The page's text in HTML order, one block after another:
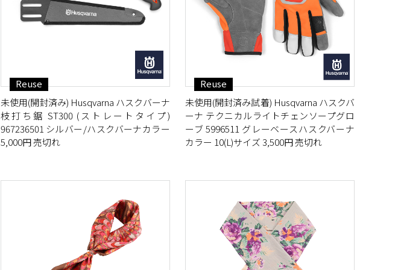
Reuse
未使用(開封済み) Husqvarna ハスクバーナ
枝打ち鋸 ST300 (ストレートタイプ)
967236501 シルバー/ハスクバーナカラー
5,000円 売切れ
Reuse
未使用(開封済み試着) Husqvarna ハスクバ
ーナ テクニカルライトチェンソープグロ
ーブ 5996511 グレーベースハスクバーナ
カラー 10(L)サイズ 3,500円 売切れ